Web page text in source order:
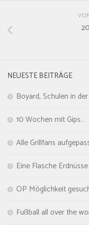
NEUESTE BEITRÄGE
Boyard, Schulen in
10 Wochen mit Gips…
Alle Grillfans
Eine Flasche
OP Möglichkeit
Fußball all over the